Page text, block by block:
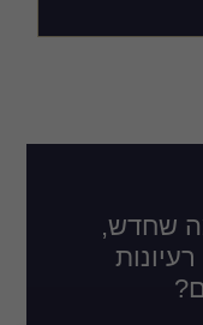
שחדש,